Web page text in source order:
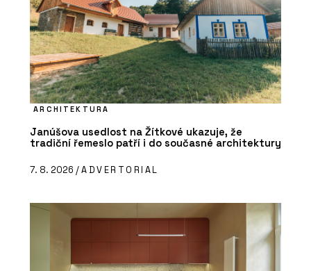
ARCHITEKTURA
Janúšova usedlost na Žítkové ukazuje, že
tradiční řemeslo patří i do současné architektury
7. 8. 2026 /ADVERTORIAL